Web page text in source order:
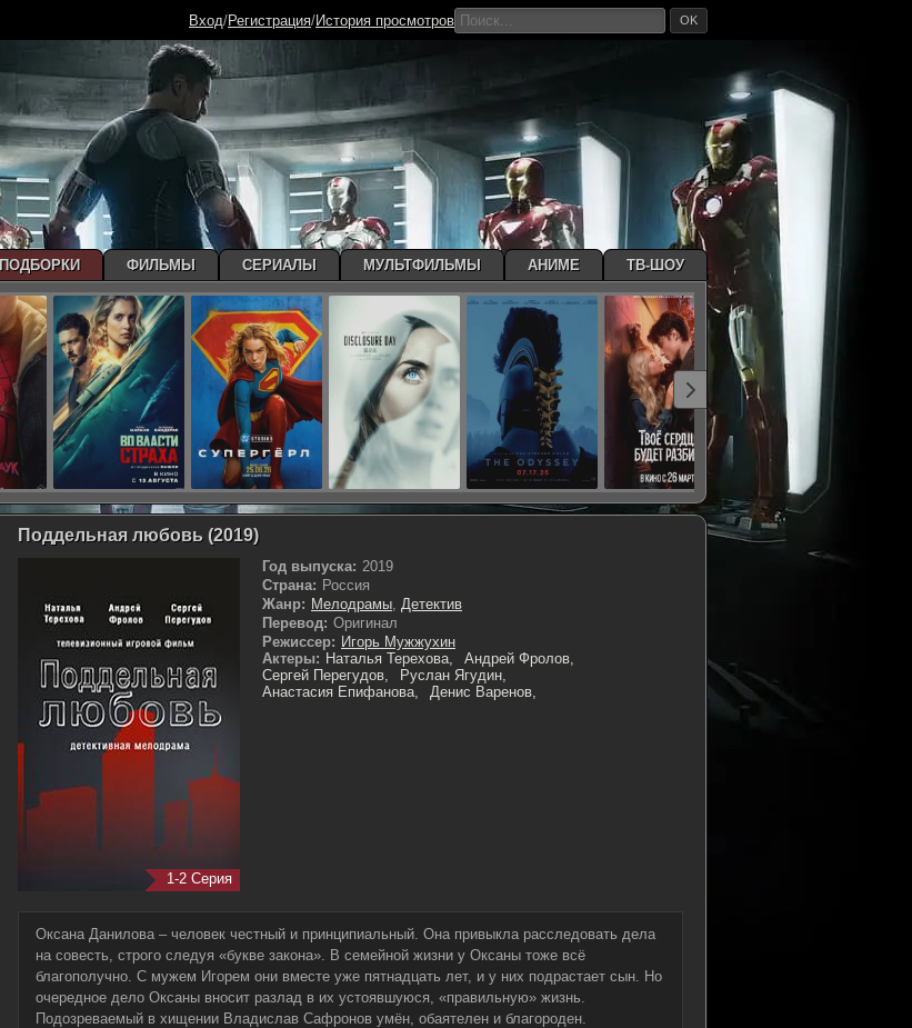
Поддельная любовь (2019)
1-2 Серия
Год выпуска: 2019
Страна: Россия
Жанр: Мелодрамы, Детектив
Перевод: Оригинал
Режиссер: Игорь Мужжухин
Актеры: Наталья Терехова,
Андрей Фролов,
Сергей Перегудов,
Руслан Ягудин,
Анастасия Епифанова,
Денис Варенов,
Оксана Данилова – человек честный и принципиальный. Она привыкла расследовать дела
на совесть, строго следуя «букве закона». В семейной жизни у Оксаны тоже всё
благополучно. С мужем Игорем они вместе уже пятнадцать лет, и у них подрастает сын. Но
очередное дело Оксаны вносит разлад в их устоявшуюся, «правильную» жизнь.
Подозреваемый в хищении Владислав Сафронов умён, обаятелен и благороден.
ПОДБОРКИ ФИЛЬМЫ СЕРИАЛЫ МУЛЬТФИЛЬМЫ АНИМЕ ТВ-ШОУ
Вход/Регистрация/История просмотров OK